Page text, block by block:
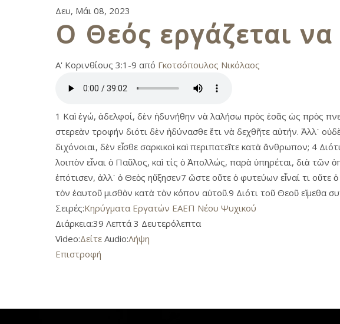
Δευ, Μάι 08, 2023
Ο Θεός εργάζεται
Α' Κορινθίους 3:1-9 από Γκοτσόπουλος Νικόλαος
1 Καὶ ἐγώ, ἀδελφοί, δὲν ἠδυνήθην νὰ λαλήσω πρὸς ἐσᾶς ὡς πρὸς
στερεὰν τροφήν διότι δὲν ἠδύνασθε ἔτι νὰ δεχθῆτε αὐτήν. Ἀλλ᾿
διχόνοιαι, δὲν εἶσθε σαρκικοὶ καὶ περιπατεῖτε κατὰ ἄνθρωπον; 4
λοιπὸν εἶναι ὁ Παῦλος, καὶ τίς ὁ Ἀπολλώς, παρὰ ὑπηρέται, διὰ
ἐπότισεν, ἀλλ᾿ ὁ Θεὸς ηὔξησεν7 ὥστε οὔτε ὁ φυτεύων εἶναί τι οὔτε
τὸν ἑαυτοῦ μισθὸν κατὰ τὸν κόπον αὑτοῦ.9 Διότι τοῦ Θεοῦ εἴμεθα
Σειρές:Κηρύγματα Εργατών ΕΑΕΠ Νέου Ψυχικού
Διάρκεια:39 Λεπτά 3 Δευτερόλεπτα
Video:Δείτε Audio:Λήψη
Επιστροφή